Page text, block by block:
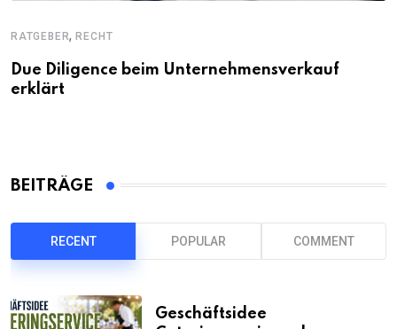
RATGEBER,RECHT
Due Diligence beim Unternehmensverkauf
erklärt
BEITRÄGE
RECENT POPULAR COMMENT
Geschäftsidee